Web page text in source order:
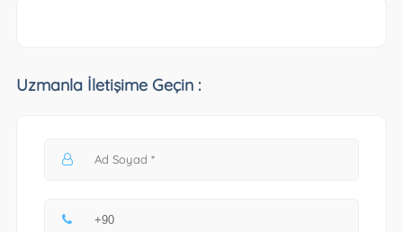
Uzmanla İletişime Geçin :